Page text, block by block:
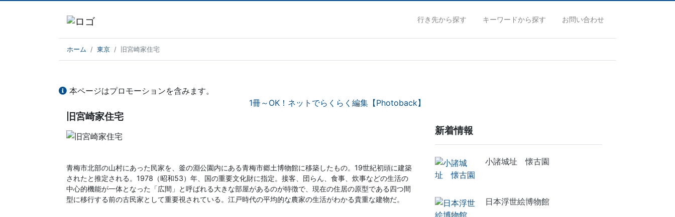
行き先から探す キーワードから探す お問い合わせ
ホーム 東京 旧宮崎家住宅
本ページはプロモーションを含みます。
1冊～OK！ネットでらくらく編集【Photoback】
旧宮崎家住宅
青梅市北部の山村にあった民家を、釜の淵公園内にある青梅市郷土博物館に移築したもの。19世紀初頭に建築
されたと推定される。1978（昭和53）年、国の重要文化財に指定。接客、団らん、食事、炊事などの生活の
中心的機能が一体となった「広間」と呼ばれる大きな部屋があるのが特徴で、現在の住居の原型である四つ間
型に移行する前の古民家として重要視されている。江戸時代の平均的な農家の生活がわかる貴重な建物だ。
新着情報
小諸城址 懐古園
日本浮世絵博物館